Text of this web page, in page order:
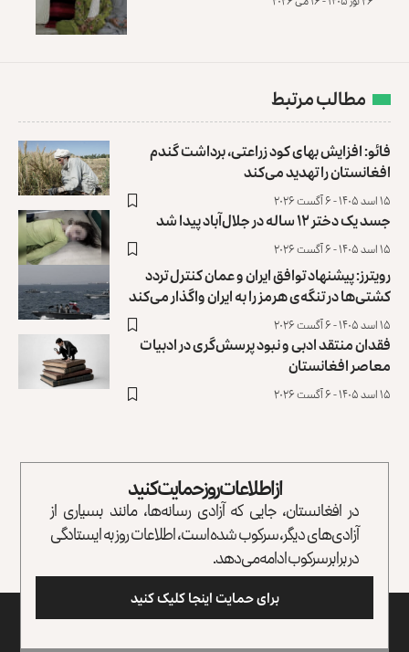
مطالب مرتبط
فائو: افزایش بهای کود زراعتی، برداشت گندم
افغانستان را تهدید می‌کند
۱۵ اسد ۱۴۰۵ - ۶ آگست ۲۰۲۶
جسد یک دختر ۱۲ ساله در جلال‌آباد پیدا شد
۱۵ اسد ۱۴۰۵ - ۶ آگست ۲۰۲۶
رویترز: پیشنهاد توافق ایران و عمان کنترل تردد
کشتی‌ها ‏در تنگه‌ی هرمز را به ایران واگذار می‌کند
۱۵ اسد ۱۴۰۵ - ۶ آگست ۲۰۲۶
فقدان منتقد ادبی و نبود پرسش‌گری در ادبیات
معاصر افغانستان
۱۵ اسد ۱۴۰۵ - ۶ آگست ۲۰۲۶
از اطلاعات روز حمایت کنید
در افغانستان، جایی که آزادی رسانه‌ها، مانند بسیاری از
آزادی‌های دیگر، سرکوب شده است، اطلاعات روز به ایستادگی
در برابر سرکوب ادامه می‌دهد.
برای حمایت اینجا کلیک کنید